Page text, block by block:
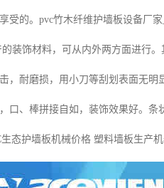
受的。pvc竹木纤维护墙板设备厂
装饰材料，可从内外两方面进行。
，耐磨损，用小刀等刮划表面无
口、棒拼接自如，装饰效果好。条
态护墙板机械价格 塑料墙板生产